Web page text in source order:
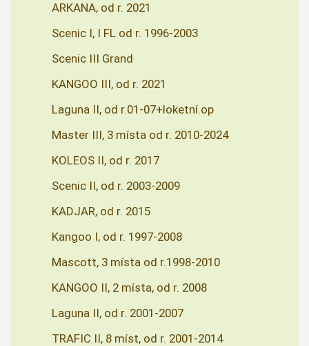
ARKANA, od r. 2021
Scenic I, I FL od r. 1996-2003
Scenic III Grand
KANGOO III, od r. 2021
Laguna II, od r.01-07+loketní.op
Master III, 3 místa od r. 2010-2024
KOLEOS II, od r. 2017
Scenic II, od r. 2003-2009
KADJAR, od r. 2015
Kangoo I, od r. 1997-2008
Mascott, 3 místa od r.1998-2010
KANGOO II, 2 místa, od r. 2008
Laguna II, od r. 2001-2007
TRAFIC II, 8 míst, od r. 2001-2014